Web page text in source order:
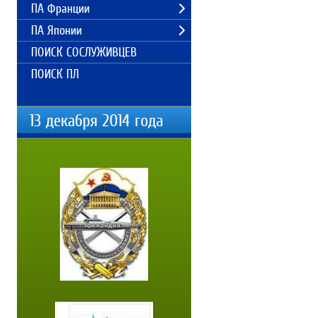
ПА Франции
ПА Японии
ПОИСК СОСЛУЖИВЦЕВ
ПОИСК ПЛ
13 декабря 2014 года